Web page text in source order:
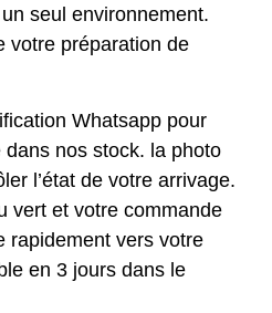
seul environnement.
votre préparation de
Whatsapp pour
nos stock. la photo
l’état de votre arrivage.
vert et votre commande
rapidement vers votre
en 3 jours dans le